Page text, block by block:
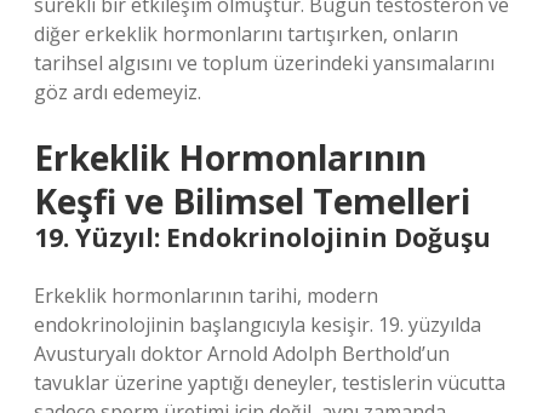
diğer erkeklik hormonlarını tartışırken, onların
tarihsel algısını ve toplum üzerindeki yansımalarını
göz ardı edemeyiz.
Erkeklik Hormonlarının
Keşfi ve Bilimsel Temelleri
19. Yüzyıl: Endokrinolojinin Doğuşu
Erkeklik hormonlarının tarihi, modern
endokrinolojinin başlangıcıyla kesişir. 19. yüzyılda
Avusturyalı doktor Arnold Adolph Berthold’un
tavuklar üzerine yaptığı deneyler, testislerin vücutta